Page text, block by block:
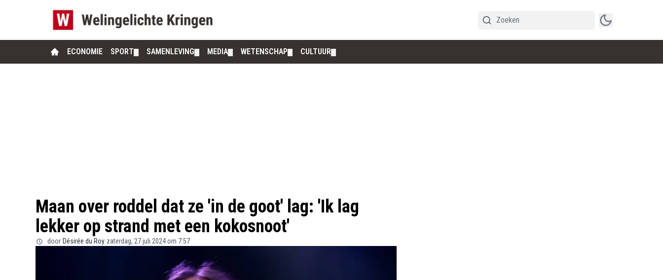
ECONOMIE SPORT SAMENLEVING MEDIA WETENSCHAP CULTUUR
Maan over roddel dat ze 'in de goot' lag: 'Ik lag
lekker op strand met een kokosnoot'
door Désirée du Roy zaterdag, 27 juli 2024 om 7:57